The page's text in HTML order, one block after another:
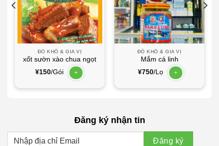
ĐỒ KHÔ & GIA VỊ
xốt sườn xào chua ngọt
¥150/Gói +
ĐỒ KHÔ & GIA VỊ
Mắm cá linh
¥750/Lọ +
Đăng ký nhận tin